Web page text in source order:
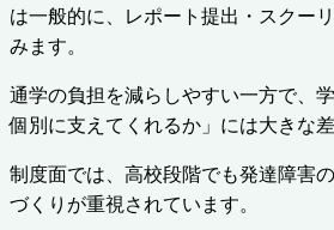
は一般的に、レポート提出・スクー
みます。
通学の負担を減らしやすい一方で、
個別に支えてくれるか」には大きな差
制度面では、高校段階でも発達障害
づくりが重視されています。